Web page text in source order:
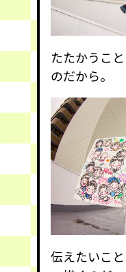
たたかうこ
のだから。
伝えたいこ